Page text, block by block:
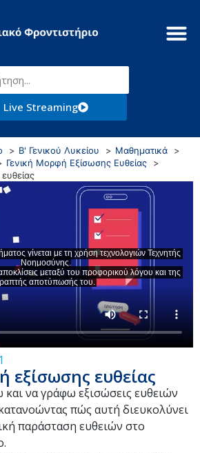
Live Streaming
Β' Γενικού Λυκείου
Μαθηματικά
Γενική Μορφή Εξίσωσης Ευθείας
εξίσωσης ευθείας
και να γράφω εξισώσεις ευθειών
πώς αυτή διευκολύνει
παράσταση ευθειών στο